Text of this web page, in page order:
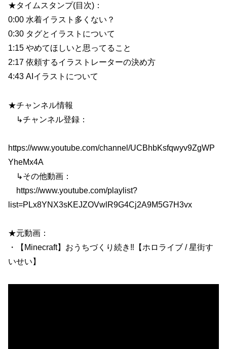
★タイムスタンプ(目次)：
0:00 水着イラスト多くない？
0:30 タグとイラストについて
1:15 やめてほしいと思ってること
2:17 依頼するイラストレーターの決め方
4:43 AIイラストについて
★チャンネル情報
↳チャンネル登録：
https://www.youtube.com/channel/UCBhbKsfqwyv9ZgWP
YheMx4A
↳その他動画：
https://www.youtube.com/playlist?
list=PLx8YNX3sKEJZOVwlR9G4Cj2A9M5G7H3vx
★元動画：
・【Minecraft】おうちづくり続き‼【ホロライブ / 星街す
いせい】